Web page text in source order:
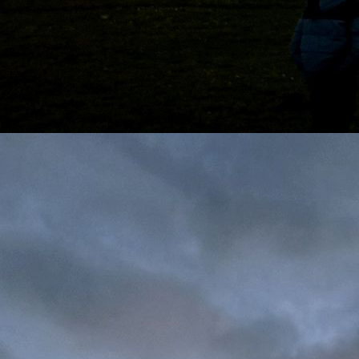
Blick auf das Vereinsgelände vom Steg aus mit